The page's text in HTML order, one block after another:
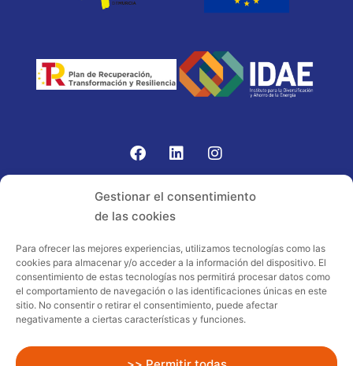
Gestionar el consentimiento
de las cookies
Para ofrecer las mejores experiencias, utilizamos tecnologías como las
cookies para almacenar y/o acceder a la información del dispositivo. El
consentimiento de estas tecnologías nos permitirá procesar datos como
el comportamiento de navegación o las identificaciones únicas en este
sitio. No consentir o retirar el consentimiento, puede afectar
negativamente a ciertas características y funciones.
Proyecto acogido al programa de
incentivos ligados al autoconsumo y
almacenamiento, con fuentes de energía
renovables, así como a la implantación
sector residencial en el marco del Plan